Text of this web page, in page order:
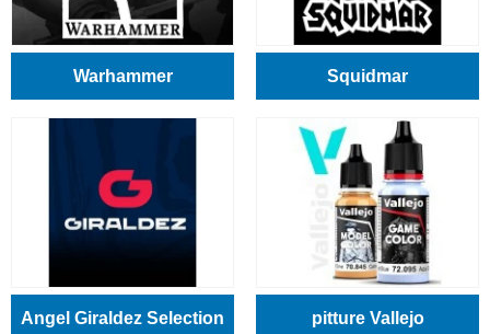
Warhammer Squidmar
Angel Giraldez Selection pitture Vallejo